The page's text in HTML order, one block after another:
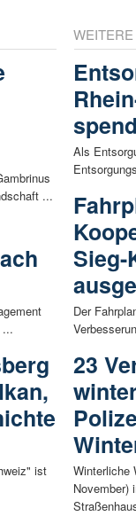
...
...
ist
Als
Der
23
Winterliche
November)